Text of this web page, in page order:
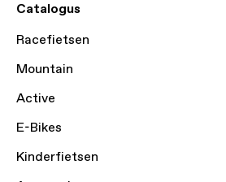
Catalogus
Racefietsen
Mountain
Active
E-Bikes
Kinderfietsen